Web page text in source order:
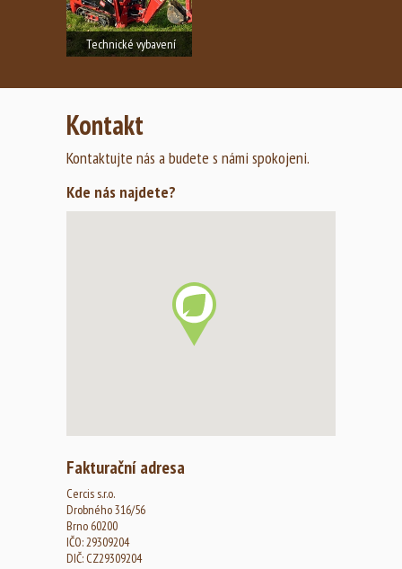
Technické vybavení
Zobrazit fotogalerii
Kontakt
Kontaktujte nás a budete s námi spokojeni.
Kde nás najdete?
Fakturační adresa
Cercis s.r.o.
Drobného 316/56
Brno 60200
IČO: 29309204
DIČ: CZ29309204